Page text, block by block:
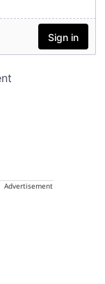
Advertisement